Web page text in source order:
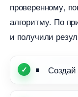
проверенному,
алгоритму. По
и получили
Создай